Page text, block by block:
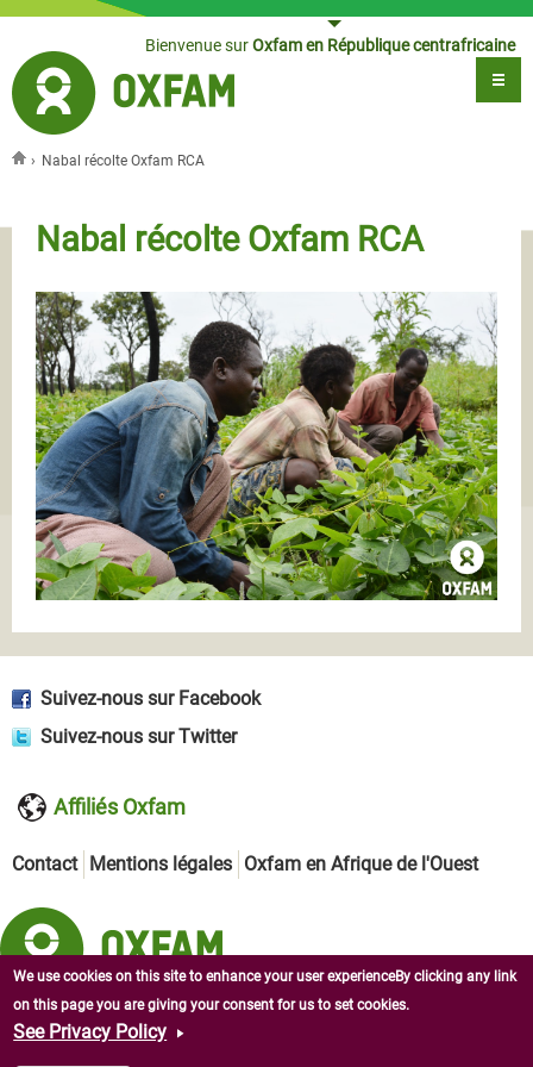
Jump to navigationBienvenue surOxfam en République centrafricaine
› Nabal récolte Oxfam RCA
Nabal récolte Oxfam RCA
Suivez-nous sur Facebook
Suivez-nous sur Twitter
Affiliés Oxfam
Contact Mentions légales Oxfam en Afrique de l'Ouest
Copyright © 2026 Oxfam en République centrafricaine. Tous
We use cookies on this site to enhance your user experienceBy clicking any link
on this page you are giving your consent for us to set cookies.
See Privacy Policy